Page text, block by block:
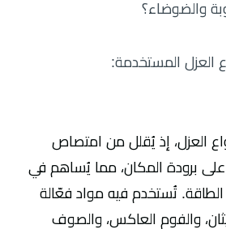
والضوضاء؟
العزل المستخدمة:
العزل، إذ يُقلل من امتصاص
على برودة المكان، مما يُساهم في
تُستخدم فيه مواد فعّالة
والفوم العاكس، والصوف